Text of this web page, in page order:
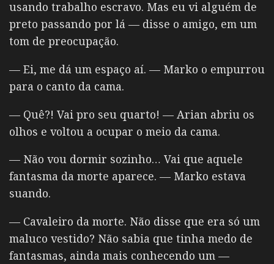
usando trabalho escravo. Mas eu vi alguém de
preto passando por lá — disse o amigo, em um
tom de preocupação.
— Ei, me dá um espaço aí. — Marko o empurrou
para o canto da cama.
— Quê?! Vai pro seu quarto! — Arian abriu os
olhos e voltou a ocupar o meio da cama.
— Não vou dormir sozinho… Vai que aquele
fantasma da morte aparece. — Marko estava
suando.
— Cavaleiro da morte. Não disse que era só um
maluco vestido? Não sabia que tinha medo de
fantasmas, ainda mais conhecendo um —